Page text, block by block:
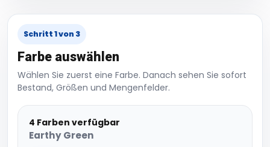
Schritt 1 von 3
Farbe auswählen
Wählen Sie zuerst eine Farbe. Danach sehen Sie sofort
Bestand, Größen und Mengenfelder.
4 Farben verfügbar
Earthy Green